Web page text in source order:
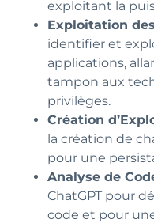
exploitant la
Exploitation
identifier et
applications,
tampon aux
privilèges.
Création
la création de
pour une
Analyse de
ChatGPT pour
code et pour